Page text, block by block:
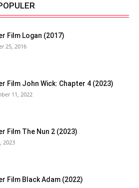
Film Logan (2017)
25, 2016
Film John Wick: Chapter 4 (2023)
11, 2022
Film The Nun 2 (2023)
2023
Film Black Adam (2022)